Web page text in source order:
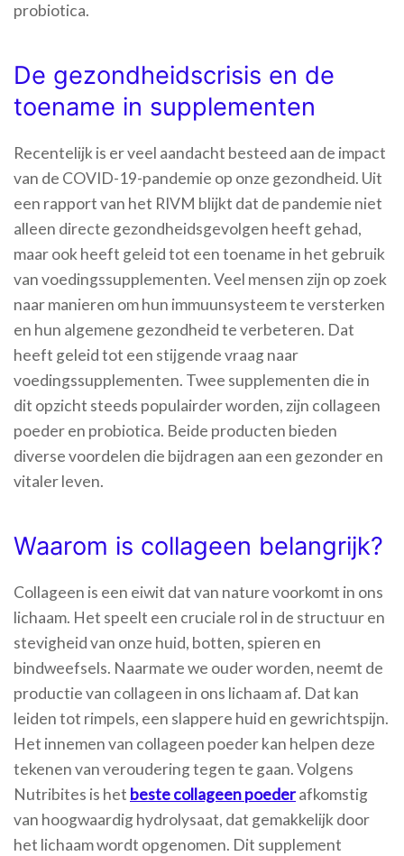
probiotica.
De gezondheidscrisis en de
toename in supplementen
Recentelijk is er veel aandacht besteed aan de impact
van de COVID-19-pandemie op onze gezondheid. Uit
een rapport van het RIVM blijkt dat de pandemie niet
alleen directe gezondheidsgevolgen heeft gehad,
maar ook heeft geleid tot een toename in het gebruik
van voedingssupplementen. Veel mensen zijn op zoek
naar manieren om hun immuunsysteem te versterken
en hun algemene gezondheid te verbeteren. Dat
heeft geleid tot een stijgende vraag naar
voedingssupplementen. Twee supplementen die in
dit opzicht steeds populairder worden, zijn collageen
poeder en probiotica. Beide producten bieden
diverse voordelen die bijdragen aan een gezonder en
vitaler leven.
Waarom is collageen belangrijk?
Collageen is een eiwit dat van nature voorkomt in ons
lichaam. Het speelt een cruciale rol in de structuur en
stevigheid van onze huid, botten, spieren en
bindweefsels. Naarmate we ouder worden, neemt de
productie van collageen in ons lichaam af. Dat kan
leiden tot rimpels, een slappere huid en gewrichtspijn.
Het innemen van collageen poeder kan helpen deze
tekenen van veroudering tegen te gaan. Volgens
Nutribites is het beste collageen poederafkomstig
van hoogwaardig hydrolysaat, dat gemakkelijk door
het lichaam wordt opgenomen. Dit supplement